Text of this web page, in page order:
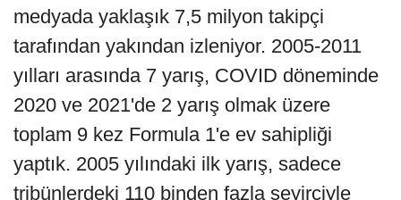
medyada yaklaşık 7,5 milyon takipçi
tarafından yakından izleniyor. 2005-2011
yılları arasında 7 yarış, COVID döneminde
2020 ve 2021'de 2 yarış olmak üzere
toplam 9 kez Formula 1'e ev sahipliği
yaptık. 2005 yılındaki ilk yarış, sadece
tribünlerdeki 110 binden fazla seyirciyle